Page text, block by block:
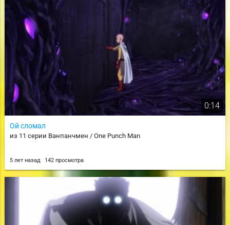
0:14
Ой сломал
из 11 серии Ванпанчмен / One Punch Man
5 лет назад 142 просмотра